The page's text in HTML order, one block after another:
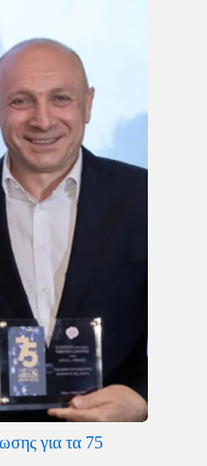
για τα 75